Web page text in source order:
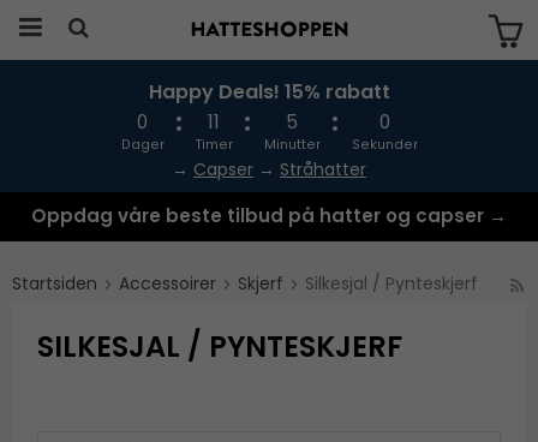
Produktet har blitt lagt til i handlekurven
Happy Deals! 15% rabatt
0
Dager
11
Timer
5
Minutter
0
Sekunder
→ Capser → Stråhatter
Oppdag våre beste tilbud på hatter og capser →
Startsiden Accessoirer Skjerf Silkesjal / Pynteskjerf
SILKESJAL / PYNTESKJERF